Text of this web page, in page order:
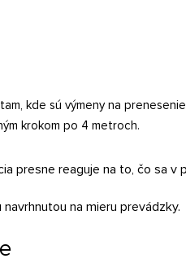
kde sú výmeny na
krokom po 4 metroch.
presne reaguje na to, čo sa v
na mieru prevádzky.